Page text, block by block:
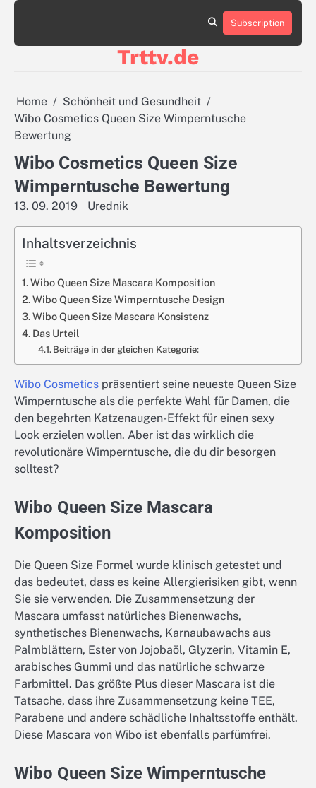
Skip
content
Sitemap
Subscription
Trttv.de
Home
Schönheit und Gesundheit
Wibo Cosmetics Queen Size Wimperntusche
Bewertung
Wibo Cosmetics Queen Size
Wimperntusche Bewertung
13. 09. 2019 Urednik
Inhaltsverzeichnis
Wibo Queen Size Mascara Komposition
Wibo Queen Size Wimperntusche Design
Wibo Queen Size Mascara Konsistenz
Das Urteil
Beiträge in der gleichen Kategorie:
Wibo Cosmetics präsentiert seine neueste Queen Size
Wimperntusche als die perfekte Wahl für Damen, die
den begehrten Katzenaugen-Effekt für einen sexy
Look erzielen wollen. Aber ist das wirklich die
revolutionäre Wimperntusche, die du dir besorgen
solltest?
Wibo Queen Size Mascara
Komposition
Die Queen Size Formel wurde klinisch getestet und
das bedeutet, dass es keine Allergierisiken gibt, wenn
Sie sie verwenden. Die Zusammensetzung der
Mascara umfasst natürliches Bienenwachs,
synthetisches Bienenwachs, Karnaubawachs aus
Palmblättern, Ester von Jojobaöl, Glyzerin, Vitamin E,
arabisches Gummi und das natürliche schwarze
Farbmittel. Das größte Plus dieser Mascara ist die
Tatsache, dass ihre Zusammensetzung keine TEE,
Parabene und andere schädliche Inhaltsstoffe enthält.
Diese Mascara von Wibo ist ebenfalls parfümfrei.
Wibo Queen Size Wimperntusche